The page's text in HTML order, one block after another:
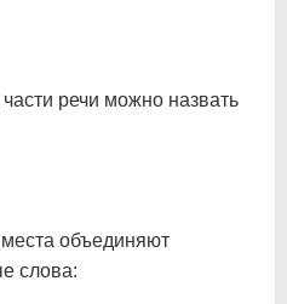
речи можно назвать
объединяют
слова: